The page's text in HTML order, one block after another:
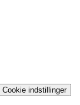
Cookie indstillinger